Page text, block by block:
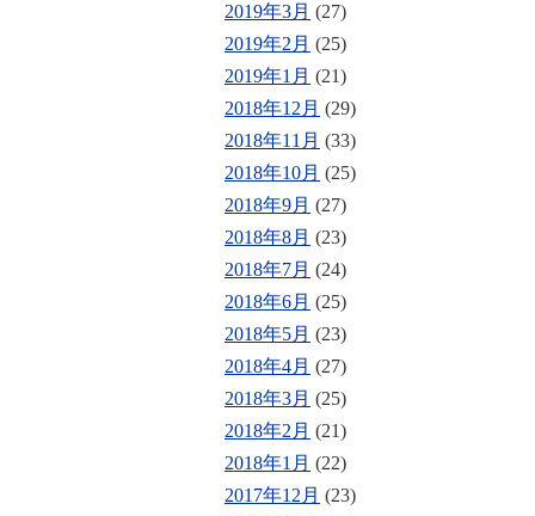
2019年3月 (27)
2019年2月 (25)
2019年1月 (21)
2018年12月 (29)
2018年11月 (33)
2018年10月 (25)
2018年9月 (27)
2018年8月 (23)
2018年7月 (24)
2018年6月 (25)
2018年5月 (23)
2018年4月 (27)
2018年3月 (25)
2018年2月 (21)
2018年1月 (22)
2017年12月 (23)